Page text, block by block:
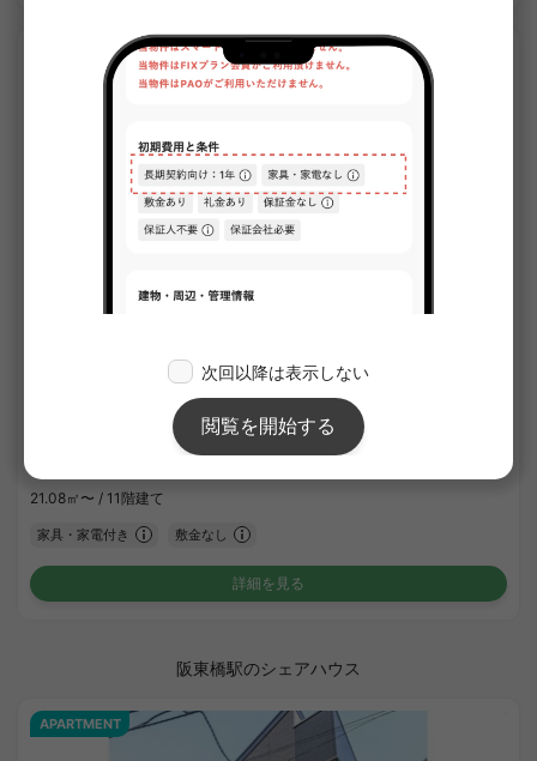
1 /3
APARTMENT
クレヴィスタ阪東橋Ⅱ
¥97,000 - ¥99,000 空室
21.08㎡〜 / 11階建て
家具・家電付き 敷金なし
詳細を見る
阪東橋駅のシェアハウス
APARTMENT